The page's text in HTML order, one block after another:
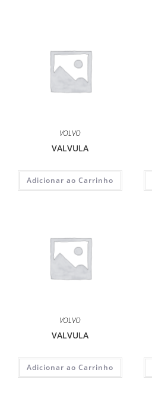
VOLVO
VALVULA
Adicionar ao Carrinho
VOLVO
VALVULA
Adicionar ao Carrinho